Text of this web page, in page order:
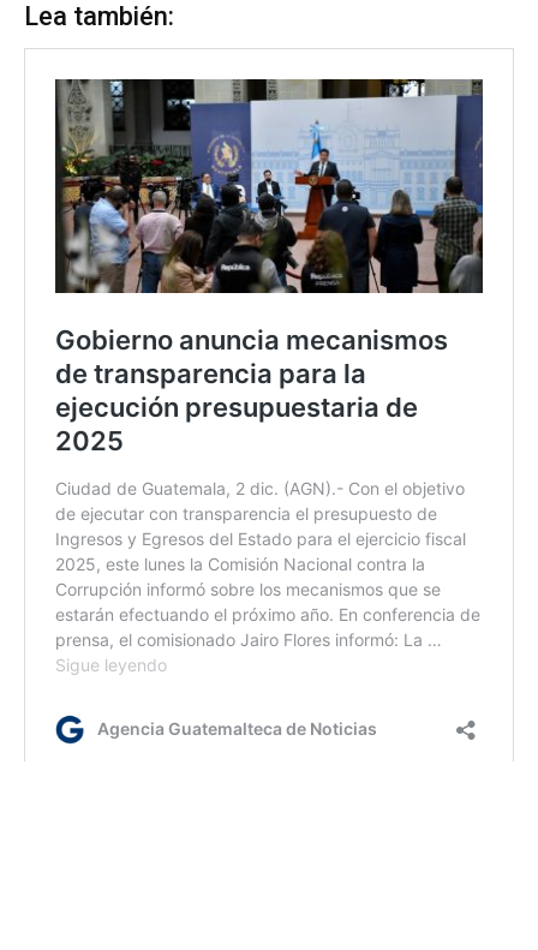
Lea también: